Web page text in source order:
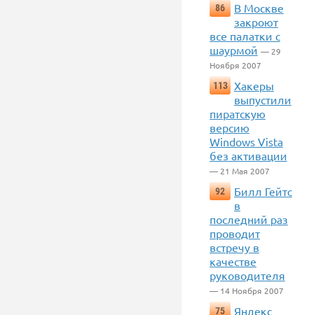
86
В Москве
закроют
все палатки с
шаурмой — 29
Ноября 2007
113 Хакеры
выпустили
пиратскую
версию
Windows Vista
без активации
— 21 Мая 2007
92
Билл Гейтс
в
последний раз
проводит
встречу в
качестве
руководителя
— 14 Ноября 2007
75
Яндекс